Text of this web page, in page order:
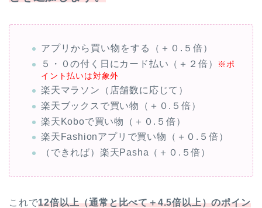
アプリから買い物をする（＋０.５倍）
５・０の付く日にカード払い（＋２倍）
※ポ
イント払いは対象外
楽天マラソン（店舗数に応じて）
楽天ブックスで買い物（＋０.５倍）
楽天Koboで買い物（＋０.５倍）
楽天Fashionアプリで買い物（＋０.５倍）
（できれば）楽天Pasha（＋０.５倍）
これで12倍以上（通常と比べて＋4.5倍以上）のポイン